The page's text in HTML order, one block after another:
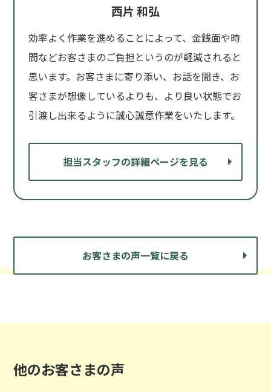
西片 和弘
効率よく作業を進めることによって、金銭面や時
間などお客さまのご負担というのが軽減されると
思います。お客さまに寄り添い、お話を聞き、お
客さまが想像しているよりも、より良い状態でお
引渡し出来るように誠心誠意作業をいたします。
担当スタッフの詳細ページを見る
お客さまの声一覧に戻る
他のお客さまの声